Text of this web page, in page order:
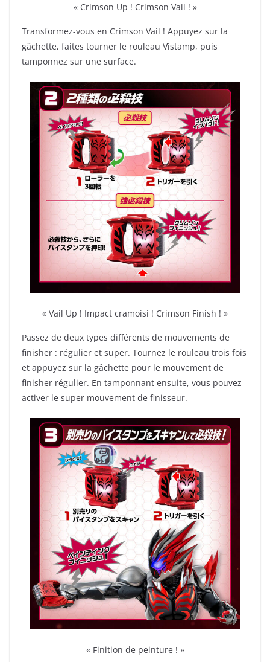
« Crimson Up ! Crimson Vail ! »
Transformez-vous en Crimson Vail ! Appuyez sur la
gâchette, faites tourner le rouleau Vistamp, puis
tamponnez sur une surface.
« Vail Up ! Impact cramoisi ! Crimson Finish ! »
Passez de deux types différents de mouvements de
finisher : régulier et super. Tournez le rouleau trois fois
et appuyez sur la gâchette pour le mouvement de
finisher régulier. En tamponnant ensuite, vous pouvez
activer le super mouvement de finisseur.
« Finition de peinture ! »